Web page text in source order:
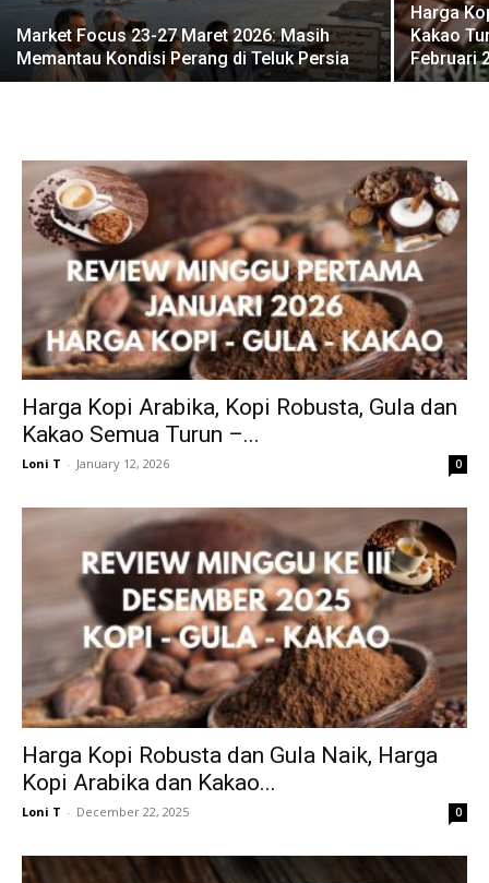
Market Focus 23-27 Maret 2026: Masih
Memantau Kondisi Perang di Teluk Persia
Harga
Kakao
Februari
Harga Kopi Arabika, Kopi Robusta, Gula dan
Kakao Semua Turun –...
Loni T - January 12, 2026 0
Harga Kopi Robusta dan Gula Naik, Harga
Kopi Arabika dan Kakao...
Loni T - December 22, 2025 0